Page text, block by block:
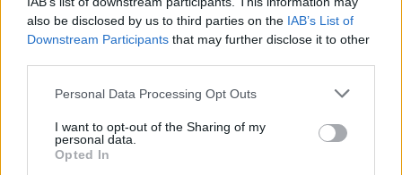
also be disclosed by us to third parties on the IAB’s List of
Downstream Participants that may further disclose it to other
Please note that this website/app uses one or more Google
not limited to your visit or usage behaviour. You may click to
grant or deny consent to Google and its third-party tags to
use your data for below specified purposes in below Google
Personal Data Processing Opt Outs
I want to opt-out of the Sharing of my
personal data.
Opted In
Άρσεναλ
Γιουβέντους
Μίλαν